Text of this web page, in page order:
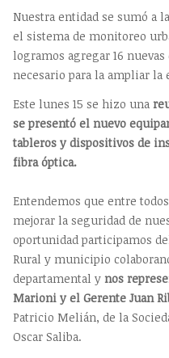
Nuestra entidad se sumó a
el sistema de monitoreo
logramos agregar 16
necesario para la ampliar la
Este lunes 15 se hizo una
se presentó el nuevo
tableros y dispositivos de
fibra óptica.
Entendemos que entre
mejorar la seguridad de
oportunidad participamos
Rural y municipio
departamental y nos
Marioni y el Gerente Juan
Patricio Melián, de la
Oscar Saliba.